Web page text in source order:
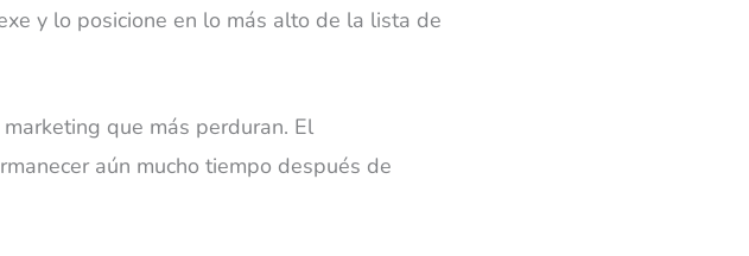
y lo posicione en lo más alto de la lista de
que más perduran. El
aún mucho tiempo después de